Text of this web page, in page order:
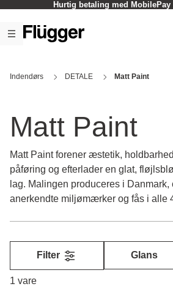
Hurtig betaling med MobilePay
Indendørs DETALE Matt Paint
Matt Paint
Matt Paint forener æstetik,
påføring og efterlader en glat,
lag. Malingen produceres i Danmark,
anerkendte miljømærker og fås i alle
1 vare
Filter Glans